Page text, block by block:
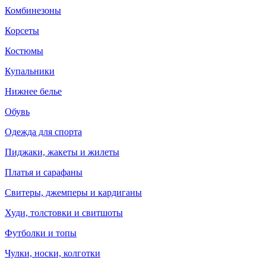
Комбинезоны
Корсеты
Костюмы
Купальники
Нижнее белье
Обувь
Одежда для спорта
Пиджаки, жакеты и жилеты
Платья и сарафаны
Свитеры, джемперы и кардиганы
Худи, толстовки и свитшоты
Футболки и топы
Чулки, носки, колготки